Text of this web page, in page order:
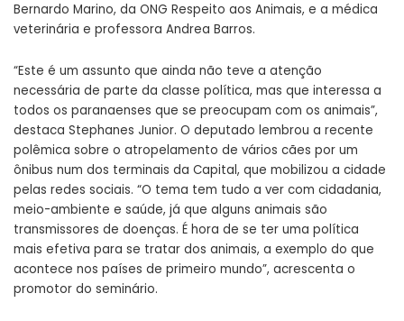
Bernardo Marino, da ONG Respeito aos Animais, e a médica
veterinária e professora Andrea Barros.
“Este é um assunto que ainda não teve a atenção
necessária de parte da classe política, mas que interessa a
todos os paranaenses que se preocupam com os animais”,
destaca Stephanes Junior. O deputado lembrou a recente
polêmica sobre o atropelamento de vários cães por um
ônibus num dos terminais da Capital, que mobilizou a cidade
pelas redes sociais. “O tema tem tudo a ver com cidadania,
meio-ambiente e saúde, já que alguns animais são
transmissores de doenças. É hora de se ter uma política
mais efetiva para se tratar dos animais, a exemplo do que
acontece nos países de primeiro mundo”, acrescenta o
promotor do seminário.